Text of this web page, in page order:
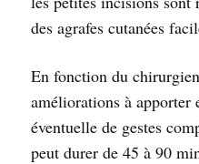
des agrafes cutanées
En fonction du
améliorations à apporter
éventuelle de gestes
peut durer de 45 à 90